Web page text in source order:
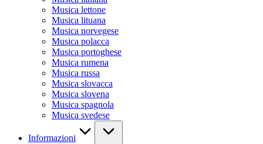
Musica lettone
Musica lituana
Musica norvegese
Musica polacca
Musica portoghese
Musica rumena
Musica russa
Musica slovacca
Musica slovena
Musica spagnola
Musica svedese
Informazioni